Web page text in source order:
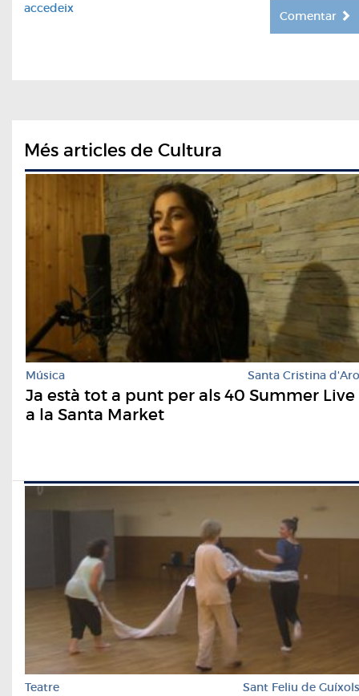
accedeix
Comentar
Més articles de Cultura
Música Santa Cristina d'Aro
Ja està tot a punt per als 40 Summer Live
a la Santa Market
Teatre Sant Feliu de Guíxols